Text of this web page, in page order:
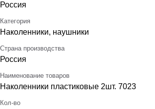
Россия
Категория
Наколенники, наушники
Страна производства
Россия
Наименование товаров
Наколенники пластиковые 2шт. 7023
Кол-во